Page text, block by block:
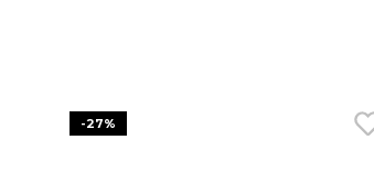
-27%